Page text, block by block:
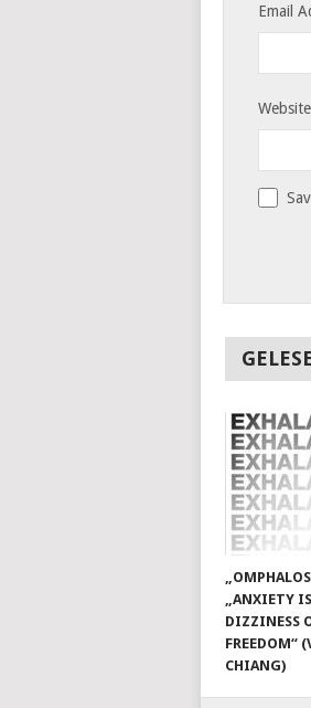
Email
„ANXIETY
DIZZINESS
FREEDOM“
CHIANG)